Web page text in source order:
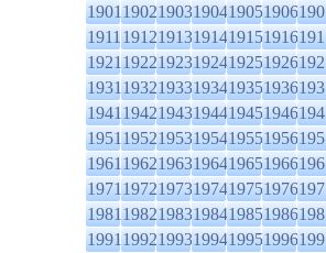
190119021903190419051906
191119121913191419151916
192119221923192419251926
193119321933193419351936
194119421943194419451946
195119521953195419551956
196119621963196419651966
197119721973197419751976
198119821983198419851986
199119921993199419951996